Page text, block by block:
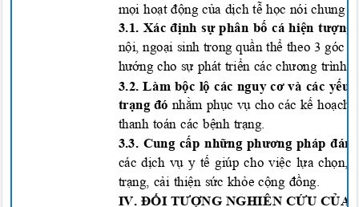
mọi hoạt động của dịch tễ học nói chung
3.1. Xác định sự phân bố cá hiện
nội, ngoại sinh trong quần thể theo 3 góc
hướng cho sự phát triển các chương trình
3.2. Làm bộc lộ các nguy cơ và các
trạng đónhằm phục vụ cho các kế
thanh toán các bệnh trạng.
3.3. Cung cấp những phương pháp
các dịch vụ y tế giúp cho việc lựa chọn,
trạng, cải thiện sức khỏe cộng đồng.
IV. ĐỐI TƯỢNG NGHIÊN CỨU CỦA